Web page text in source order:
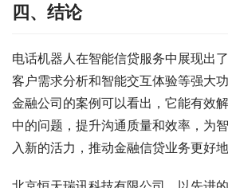
四、结论
电话机器人在智能信贷服务中展现出
客户需求分析和智能交互体验等强大
金融公司的案例可以看出，它能有效
中的问题，提升沟通质量和效率，为
入新的活力，推动金融信贷业务更好地